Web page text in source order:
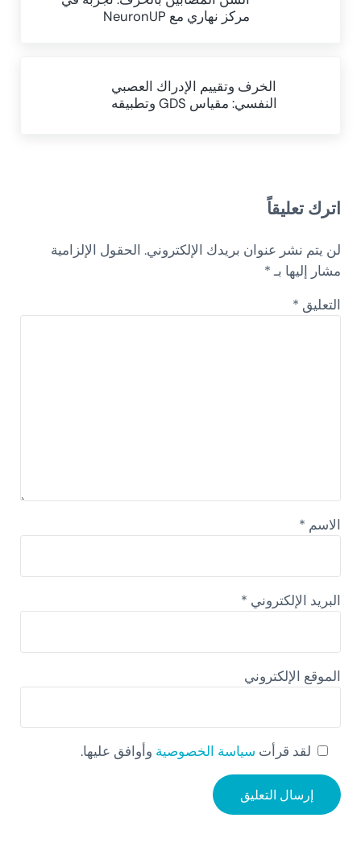
مركز نهاري مع NeuronUP
الخرف وتقييم الإدراك العصبي
النفسي: مقياس GDS وتطبيقه
اترك تعليقاً
لن يتم نشر عنوان بريدك الإلكتروني. الحقول الإلزامية
مشار إليها بـ*
التعليق *
الاسم *
البريد الإلكتروني *
الموقع الإلكتروني
لقد قرأت سياسة الخصوصية وأوافق عليها.